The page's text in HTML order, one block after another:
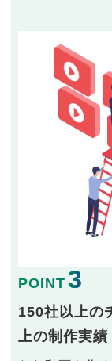
POINT 3
150社以上の
上の制作実績